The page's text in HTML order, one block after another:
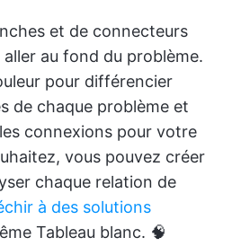
et de connecteurs
au fond du problème.
pour différencier
de chaque problème et
connexions pour votre
vous pouvez créer
chaque relation de
à des solutions
Tableau blanc. 🧠